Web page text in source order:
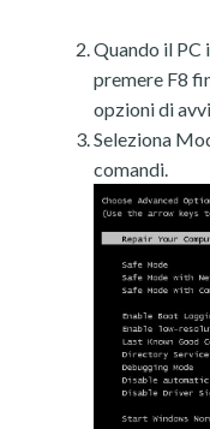
Quando il PC
premere F8
opzioni di
Seleziona
comandi.